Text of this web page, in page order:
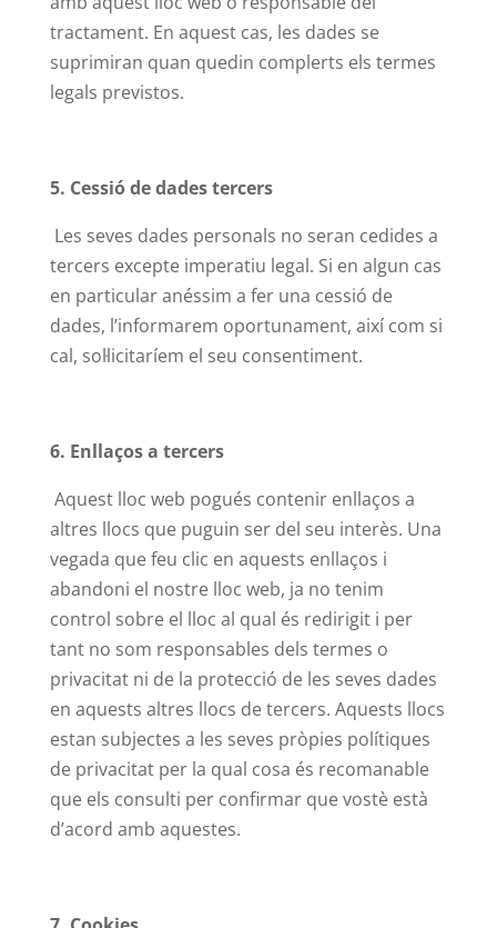
tractament. En aquest cas, les dades se
suprimiran quan quedin complerts els termes
legals previstos.
5. Cessió de dades tercers
Les seves dades personals no seran cedides a
tercers excepte imperatiu legal. Si en algun cas
en particular anéssim a fer una cessió de
dades, l’informarem oportunament, així com si
cal, sol·licitaríem el seu consentiment.
6. Enllaços a tercers
Aquest lloc web pogués contenir enllaços a
altres llocs que puguin ser del seu interès. Una
vegada que feu clic en aquests enllaços i
abandoni el nostre lloc web, ja no tenim
control sobre el lloc al qual és redirigit i per
tant no som responsables dels termes o
privacitat ni de la protecció de les seves dades
en aquests altres llocs de tercers. Aquests llocs
estan subjectes a les seves pròpies polítiques
de privacitat per la qual cosa és recomanable
que els consulti per confirmar que vostè està
d’acord amb aquestes.